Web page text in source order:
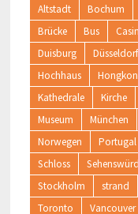
Altstadt Bochum
Brücke
Bus
Duisburg
Düsseldorf
Hochhaus
Kathedrale
Kirche
Museum
München
Norwegen
Portugal
Schloss
Stockholm
strand
Toronto
Vancouver